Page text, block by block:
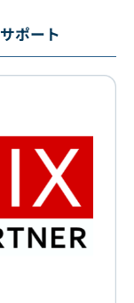
ポート